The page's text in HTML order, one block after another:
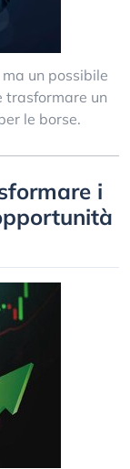
un possibile
trasformare un
le borse.
i